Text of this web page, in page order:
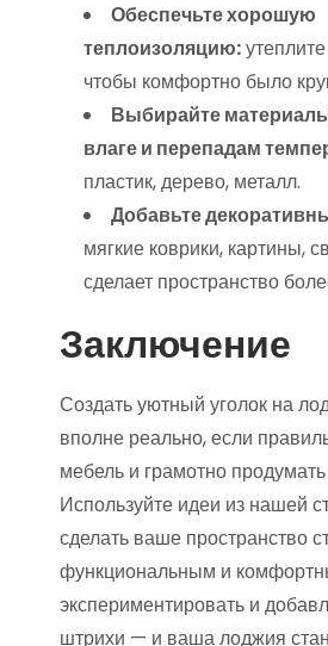
Обеспечьте хорошую
теплоизоляцию:
чтобы комфортно было
Выбирайте
влаге и перепадам
пластик, дерево, металл.
Добавьте
мягкие коврики, картины,
сделает пространство
Заключение
Создать уютный уголок на
вполне реально, если
мебель и грамотно
Используйте идеи из нашей
сделать ваше пространство
функциональным и
экспериментировать и
штрихи — и ваша лоджия